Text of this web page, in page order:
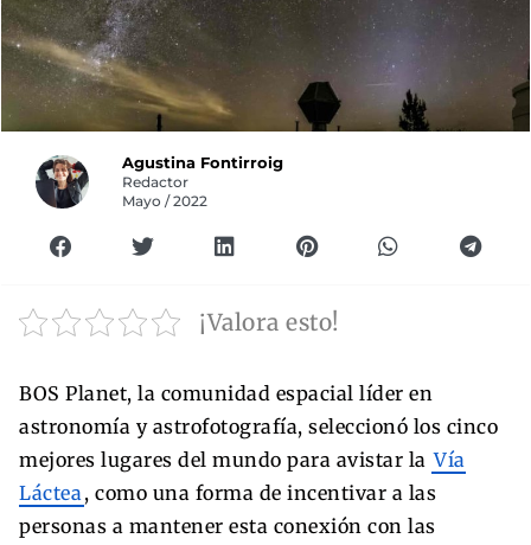
Agustina Fontirroig
Redactor
Mayo / 2022
¡Valora esto!
BOS Planet, la comunidad espacial líder en
astronomía y astrofotografía, seleccionó los cinco
mejores lugares del mundo para avistar la Vía
Láctea , como una forma de incentivar a las
personas a mantener esta conexión con las